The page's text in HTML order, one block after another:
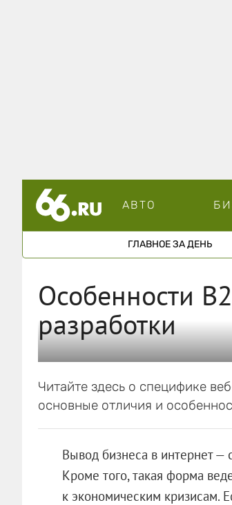
АВТО
ГЛАВНОЕ ЗА ДЕНЬ
Особенности
разработки
Читайте здесь о специфике
основные отличия и
Вывод бизнеса в интернет —
Кроме того, такая форма
к экономическим кризисам.